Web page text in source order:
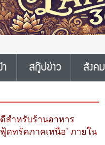
สกู๊ปข่าว สังคม
ำหรับร้านอาหาร
ดทรัคภาคเหนือ’ ภายใน